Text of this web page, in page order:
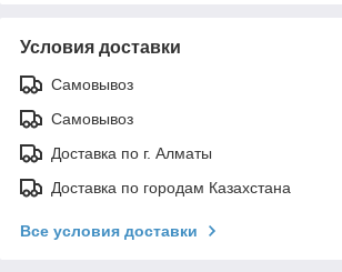
Условия доставки
Самовывоз
Самовывоз
Доставка по г. Алматы
Доставка по городам Казахстана
Все условия доставки